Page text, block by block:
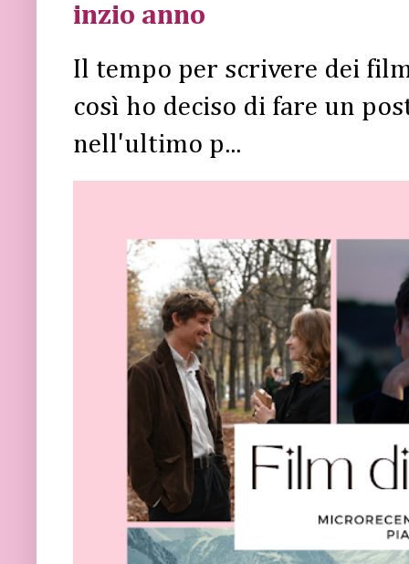
inzio anno
Il tempo per scrivere dei
così ho deciso di fare un
nell'ultimo p...